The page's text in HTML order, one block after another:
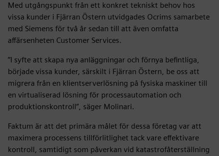
Med utgångspunkt från ett konkret tekniskt behov hos
vissa kunder i Fjärran Östern utvidgades Ocrims samarbete
med Siemens för två år sedan till att även omfatta
affärsenheten Customer Services.
”I syfte att skapa nya anläggningar och förnya befintliga,
började vissa kunder, särskilt i Fjärran Östern, be oss att
migrera från en klientserverlösning på fysiska maskiner till
en virtualiserad lösning för processautomation och
produktionskontroll”, säger Molinari.
Faktum är att det primära målet för dessa företag var att
maximera processens tillförlitlighet tack vare effektivare
kontroll, samtidigt som påverkan vid katastrofåterställning